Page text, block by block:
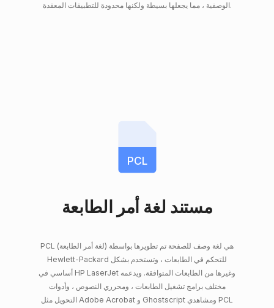
الوصفية ، مما يجعلها بسيطة ولكنها محدودة للتطبيقات المعقدة.
PCL
مستند لغة أمر الطابعة
PCL (لغة أمر الطابعة) هي لغة وصف للصفحة تم تطويرها بواسطة
Hewlett-Packard للتحكم في الطابعات ، وتستخدم بشكل
أساسي في HP LaserJet وغيرها من الطابعات المتوافقة. ويدعمه
مختلف برامج تشغيل الطابعات ، ومحرري النصوص ، وأدوات
التحويل مثل Adobe Acrobat و Ghostscript ومشاهدي PCL